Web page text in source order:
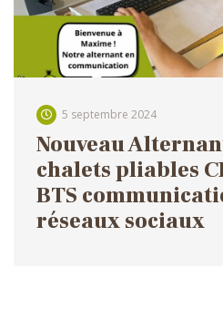
5 septembre 2024
Nouveau
chalets pliables
BTS
réseaux sociaux